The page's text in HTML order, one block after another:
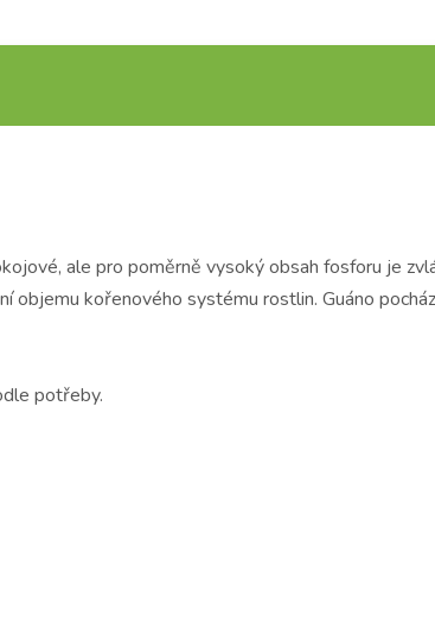
ale pro poměrně vysoký obsah fosforu je
kořenového systému rostlin. Guáno
potřeby.